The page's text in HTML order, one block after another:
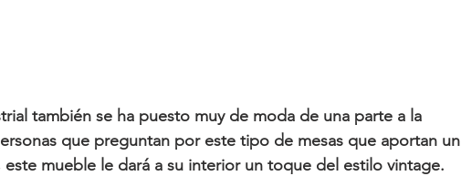
también se ha puesto muy de moda de una parte a la
que preguntan por este tipo de mesas que aportan un
mueble le dará a su interior un toque del estilo vintage.